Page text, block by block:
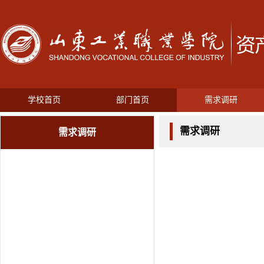
学校首页 部门首页 需求调研
需求调研 需求调研